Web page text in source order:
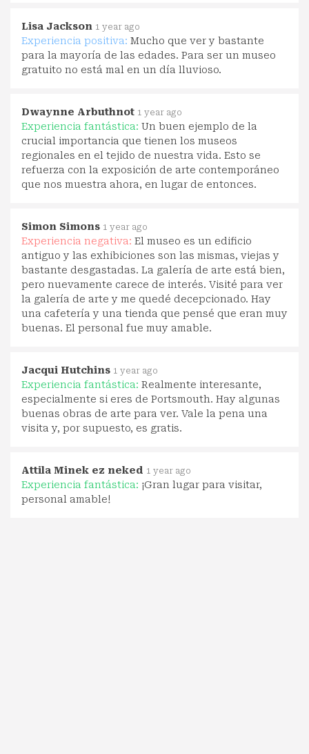
Lisa Jackson 1 year ago
Experiencia positiva: Mucho que ver y bastante
para la mayoría de las edades. Para ser un museo
gratuito no está mal en un día lluvioso.
Dwaynne Arbuthnot 1 year ago
Experiencia fantástica: Un buen ejemplo de la
crucial importancia que tienen los museos
regionales en el tejido de nuestra vida. Esto se
refuerza con la exposición de arte contemporáneo
que nos muestra ahora, en lugar de entonces.
Simon Simons 1 year ago
Experiencia negativa: El museo es un edificio
antiguo y las exhibiciones son las mismas, viejas y
bastante desgastadas. La galería de arte está bien,
pero nuevamente carece de interés. Visité para ver
la galería de arte y me quedé decepcionado. Hay
una cafetería y una tienda que pensé que eran muy
buenas. El personal fue muy amable.
Jacqui Hutchins 1 year ago
Experiencia fantástica: Realmente interesante,
especialmente si eres de Portsmouth. Hay algunas
buenas obras de arte para ver. Vale la pena una
visita y, por supuesto, es gratis.
Attila Minek ez neked 1 year ago
Experiencia fantástica: ¡Gran lugar para visitar,
personal amable!